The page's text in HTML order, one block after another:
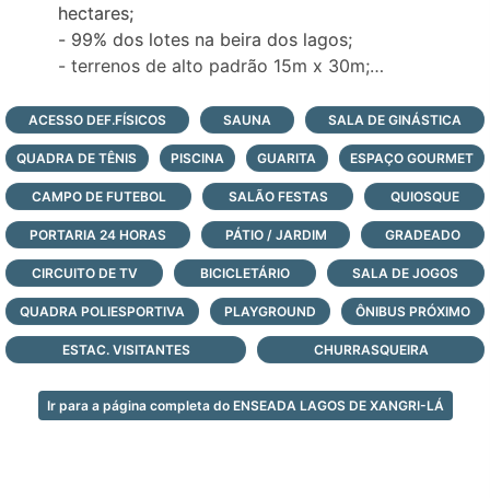
hectares;
- 99% dos lotes na beira dos lagos;
- terrenos de alto padrão 15m x 30m;
espaços de contemplação e circulação);
- A aceitação do produto é demonstrada
pelo alto índice de adesão para construção
de casas do litoral;
- Com a maior valorização imobiliária da
atualidade no litoral, o Enseada é referência
em condomínio de terrenos para classe AA;
- paradouro à beira-mar;
- infraestrutura de lazer completa e portaria
com monitoramento e segurança 24 horas,
Veja todas as opções de lotes e casas à
ACESSO DEF.FÍSICOS SAUNA SALA DE GINÁSTICA
QUADRA DE TÊNIS PISCINA GUARITA ESPAÇO GOURMET
CAMPO DE FUTEBOL SALÃO FESTAS QUIOSQUE
PORTARIA 24 HORAS PÁTIO / JARDIM GRADEADO
CIRCUITO DE TV BICICLETÁRIO SALA DE JOGOS
QUADRA POLIESPORTIVA PLAYGROUND ÔNIBUS PRÓXIMO
ESTAC. VISITANTES CHURRASQUEIRA
Ir para a página completa do ENSEADA LAGOS DE XANGRI-LÁ